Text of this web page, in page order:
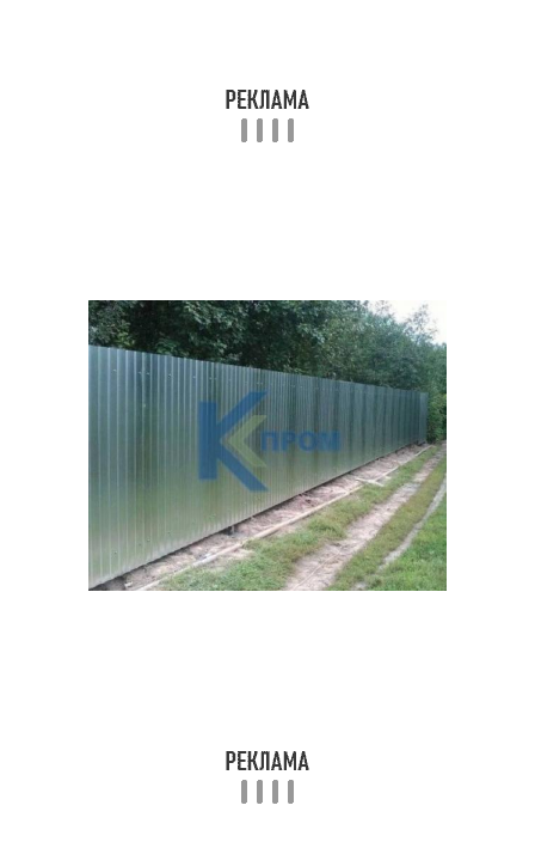
Декоративные столбы
Труба для забора Металлические заборы
Деревянный забор
Забор на
металлических столбах
Столбы для
Материалы для